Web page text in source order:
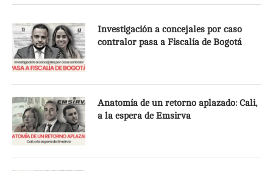
Investigación a concejales por caso
contralor pasa a Fiscalía de Bogotá
Anatomía de un retorno aplazado: Cali,
a la espera de Emsirva